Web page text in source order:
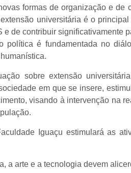
formas de organização e de
universitária é o
e de contribuir significativamente
política é fundamentada no
sobre extensão
em que se insere,
visando à intervenção na
Iguaçu estimulará as
a arte e a tecnologia devem